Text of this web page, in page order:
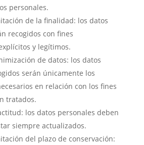
personales.
de la finalidad: los datos
recogidos con fines
y legítimos.
de datos: los datos
serán únicamente los
en relación con los fines
tratados.
los datos personales deben
siempre actualizados.
del plazo de conservación: